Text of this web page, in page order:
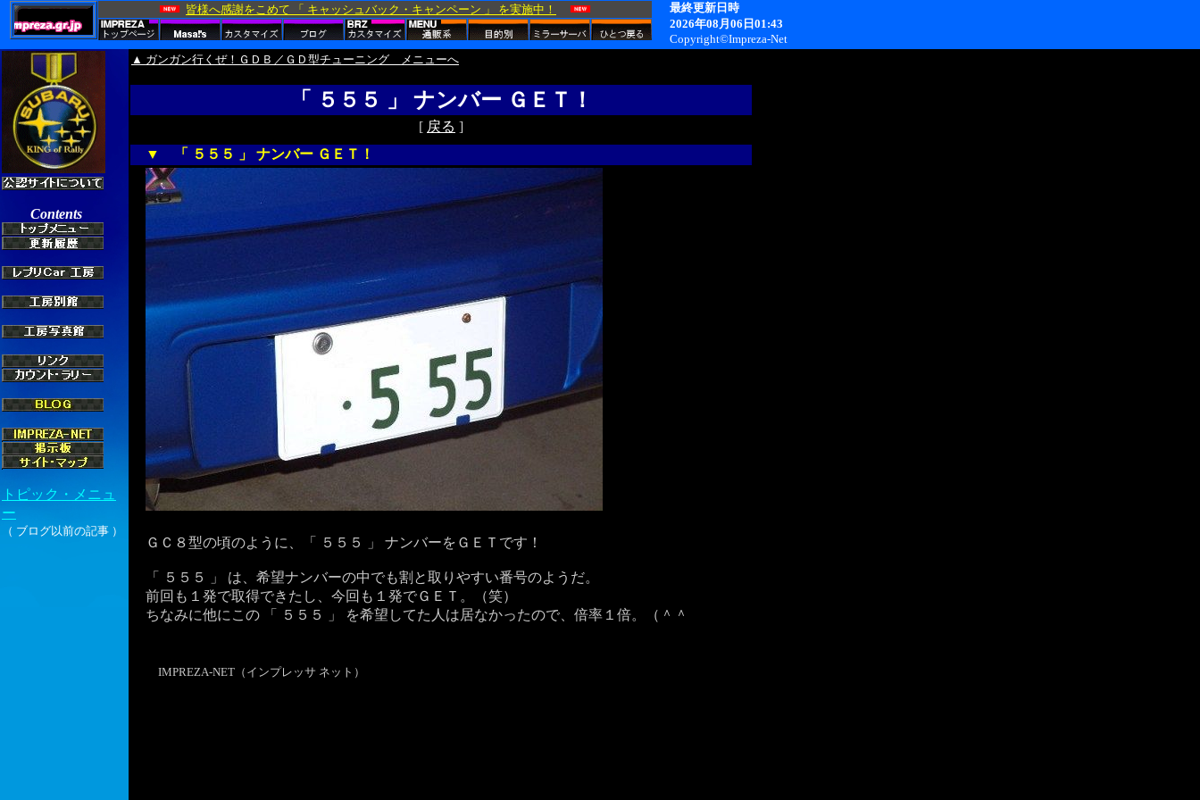
▲ ガンガン行くぜ！ＧＤＢ／ＧＤ型チューニング メニューへ
「 ５５５ 」 ナンバー ＧＥＴ！
[ 戻る ]
▼ 「 ５５５ 」 ナンバー ＧＥＴ！
ＧＣ８型の頃のように、「 ５５５ 」 ナンバーをＧＥＴです！
「 ５５５ 」 は、希望ナンバーの中でも割と取りやすい番号のようだ。
前回も１発で取得できたし、今回も１発でＧＥＴ。（笑）
ちなみに他にこの 「 ５５５ 」 を希望してた人は居なかったので、倍率１倍。（＾＾ゞ
IMPREZA-NET（インプレッサ ネット）